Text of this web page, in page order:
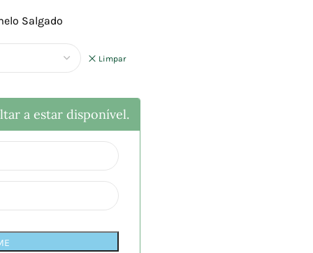
Salgado
Limpar
a estar disponível.